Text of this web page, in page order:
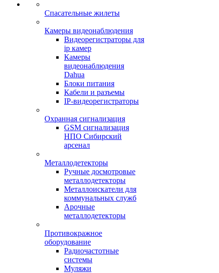
Спасательные жилеты
Камеры видеонаблюдения
Видеорегистраторы для
ip камер
Камеры
видеонаблюдения
Dahua
Блоки питания
Кабели и разъемы
IP-видеорегистраторы
Охранная сигнализация
GSM сигнализация
НПО Сибирский
арсенал
Металлодетекторы
Ручные досмотровые
металлодетекторы
Металлоискатели для
коммунальных служб
Арочные
металлодетекторы
Противокражное
оборудование
Радиочастотные
системы
Муляжи